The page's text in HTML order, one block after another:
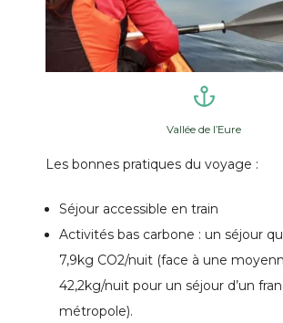
Vallée de l’Eure
Les bonnes pratiques du voyage :
Séjour accessible en train
Activités bas carbone : un séjour
7,9kg CO2/nuit (face à une
42,2kg/nuit pour un séjour d’un
métropole).